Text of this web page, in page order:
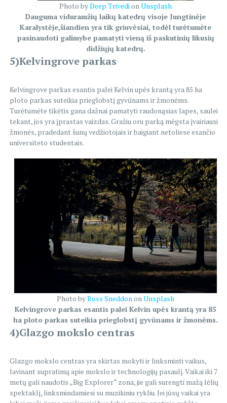
Photo byDeep Trivedi onUnsplash
Dauguma viduramžių laikų katedrų visoje Jungtinėje
Karalystėje,šiandien yra tik griuvėsiai, todėl turėtumėte
pasinaudoti galimybe pamatyti vieną iš paskutinių likusių
didžiųjų katedrų.
5)Kelvingrove parkas
Kelvingrove parkas esantis palei Kelvin upės krantą yra 85 ha
ploto parkas suteikia prieglobstį gyvūnams ir žmonėms.
Turėtumėte tikėtis gana dažnai pamatyti raudonąsias lapes, saulei
tekant, jos yra įprastas vaizdas. Gražiu oru parką mėgsta įvairiausi
žmonės, pradedant šunų vedžiotojais ir baigiant netoliese esančio
universiteto studentais.
Photo byRoss Sneddon onUnsplash
Kelvingrove parkas esantis palei Kelvin upės krantą yra 85
ha ploto parkas suteikia prieglobstį gyvūnams ir žmonėms.
4)Glazgo mokslo centras
Glazgo mokslo centras yra skirtas mokyti ir linksminti vaikus,
lavinant supratimą apie mokslo ir technologijų pasaulį. Vaikai iki 7
metų gali naudotis „Big Explorer“ zona, jie gali surengti mažą lėlių
spektaklį, linksmindamiesi su muzikiniu rykliu. Jei jūsų vaikai yra